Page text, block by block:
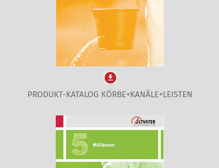
PRODUKT-KATALOG KÖRBE+KANÄLE+LEISTEN